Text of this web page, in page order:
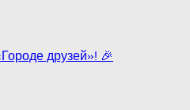
друзей»! 🎉